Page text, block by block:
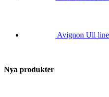
Avignon Ull
Nya produkter